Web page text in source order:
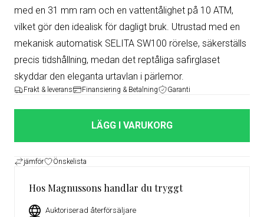
med en 31 mm ram och en vattentålighet på 10 ATM,
vilket gör den idealisk för dagligt bruk. Utrustad med en
mekanisk automatisk SELITA SW100 rörelse, säkerställs
precis tidshållning, medan det reptåliga safirglaset
skyddar den eleganta urtavlan i pärlemor.
Frakt & leverans Finansiering & Betalning Garanti
LÄGG I VARUKORG
jämför Önskelista
Hos Magnussons handlar du tryggt
Auktoriserad återförsäljare